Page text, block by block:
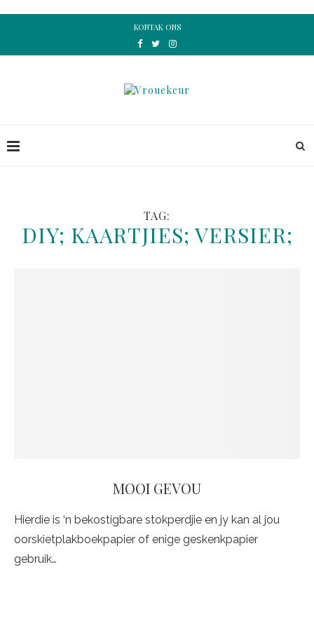
KONTAK ONS
TAG:
DIY; KAARTJIES; VERSIER;
MOOI GEVOU
Hierdie is ‘n bekostigbare stokperdjie en jy kan al jou
oorskietplakboekpapier of enige geskenkpapier
gebruik…